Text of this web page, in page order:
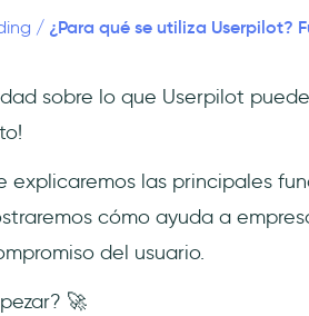
/ ¿Para qué se utiliza Userpilot?
sobre lo que Userpilot
explicaremos las principales
cómo ayuda a
del usuario.
🚀